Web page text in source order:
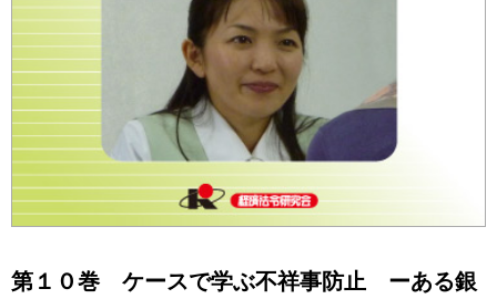
第１０巻 ケースで学ぶ不祥事防止 ーある銀